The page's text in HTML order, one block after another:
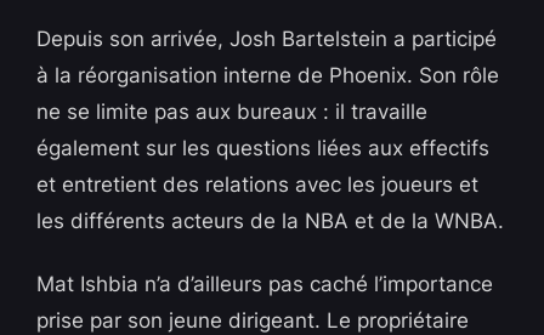
Depuis son arrivée, Josh Bartelstein a participé
à la réorganisation interne de Phoenix. Son rôle
ne se limite pas aux bureaux : il travaille
également sur les questions liées aux effectifs
et entretient des relations avec les joueurs et
les différents acteurs de la NBA et de la WNBA.
Mat Ishbia n’a d’ailleurs pas caché l’importance
prise par son jeune dirigeant. Le propriétaire